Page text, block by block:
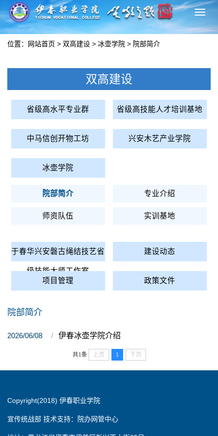
切
换
位置： 网站首页 > 双高建设 > 冰壶学院 > 院部简介
双高建设
省级高水平专业群 省级高技能人才培训基地
中马信创开物工坊 兴安木艺产业学院
冰壶学院
院部简介 专业介绍
师资队伍 实训基地
于春华兴安磐古绳结技艺省
级技能大师工作室
建设动态
项目管理 政策文件
院部简介
2026/06/08 伊春冰壶学院介绍
共1条 上页 1 下页
Copyright(2018) 伊春职业学院
宣传统战部 技术支持：院办网管中心